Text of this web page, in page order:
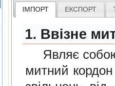
ІМПОРТ ЕКСПОРТ
1. Ввізне
Являє собою
митний